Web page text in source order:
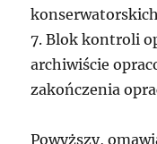
7. Blok kontroli
archiwiście
zakończenia
Powyższy,